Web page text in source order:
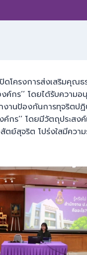
โครงการส่งเสริมคุณธ
ร’’ โดยได้รับความอนุ
านป้องกันการทุจริตป
ร’’ โดยมีวัตถุประสงค์
ย์สุจริต โปร่งใสมีควา